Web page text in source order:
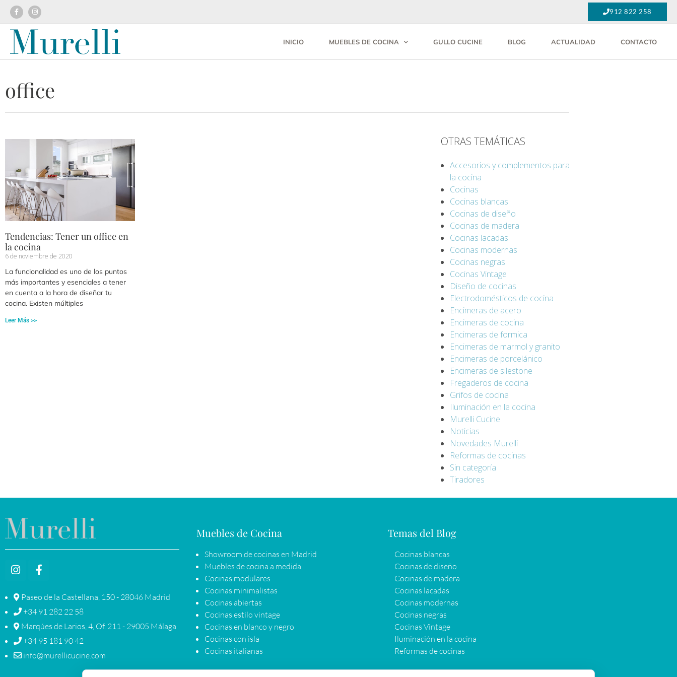
912 822 258
INICIO MUEBLES DE COCINA GULLO CUCINE BLOG ACTUALIDAD CONTACTO
office
Tendencias: Tener un office en
la cocina
6 de noviembre de 2020
La funcionalidad es uno de los puntos
más importantes y esenciales a tener
en cuenta a la hora de diseñar tu
cocina. Existen múltiples
Leer Más >>
OTRAS TEMÁTICAS
Accesorios y complementos para
la cocina
Cocinas
Cocinas blancas
Cocinas de diseño
Cocinas de madera
Cocinas lacadas
Cocinas modernas
Cocinas negras
Cocinas Vintage
Diseño de cocinas
Electrodomésticos de cocina
Encimeras de acero
Encimeras de cocina
Encimeras de formica
Encimeras de marmol y granito
Encimeras de porcelánico
Encimeras de silestone
Fregaderos de cocina
Grifos de cocina
Iluminación en la cocina
Murelli Cucine
Noticias
Novedades Murelli
Reformas de cocinas
Sin categoría
Tiradores
Paseo de la Castellana, 150 - 28046 Madrid
+34 91 282 22 58
Marqúes de Larios, 4, Of. 211 - 29005 Málaga
+34 95 181 90 42
info@murellicucine.com
Muebles de Cocina
Showroom de cocinas en Madrid
Muebles de cocina a medida
Cocinas modulares
Cocinas minimalistas
Cocinas abiertas
Cocinas estilo vintage
Cocinas en blanco y negro
Cocinas con isla
Cocinas italianas
Temas del Blog
Cocinas blancas
Cocinas de diseño
Cocinas de madera
Cocinas lacadas
Cocinas modernas
Cocinas negras
Cocinas Vintage
Iluminación en la cocina
Reformas de cocinas